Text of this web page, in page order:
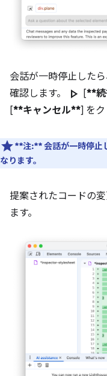
会話が一時停止した
確認します。
play_arrow [**
[**キャンセル**] をク
**注:**会話が一時停止
なります。
提案されたコードの変
ます。